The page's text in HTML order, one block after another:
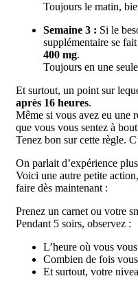
Toujours le matin,
Semaine 3 : Si le
supplémentaire se
400 mg.
Toujours en une
Et surtout, un point sur
après 16 heures.
Même si vous avez eu une
que vous vous sentez à
Tenez bon sur cette règle.
On parlait d’expérience
Voici une autre petite
faire dès maintenant :
Prenez un carnet ou votre
Pendant 5 soirs, observez :
L’heure où vous
Combien de fois
Et surtout, votre